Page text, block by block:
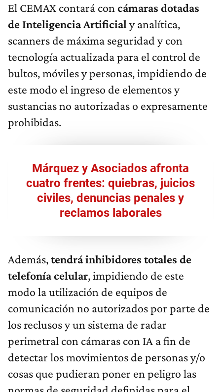
El CEMAX contará con cámaras dotadas
de Inteligencia Artificial y analítica,
scanners de máxima seguridad y con
tecnología actualizada para el control de
bultos, móviles y personas, impidiendo de
este modo el ingreso de elementos y
sustancias no autorizadas o expresamente
prohibidas.
Márquez y Asociados afronta
cuatro frentes: quiebras, juicios
civiles, denuncias penales y
reclamos laborales
Además,tendrá inhibidores totales de
telefonía celular, impidiendo de este
modo la utilización de equipos de
comunicación no autorizados por parte de
los reclusos y un sistema de radar
perimetral con cámaras con IA a fin de
detectar los movimientos de personas y/o
cosas que pudieran poner en peligro las